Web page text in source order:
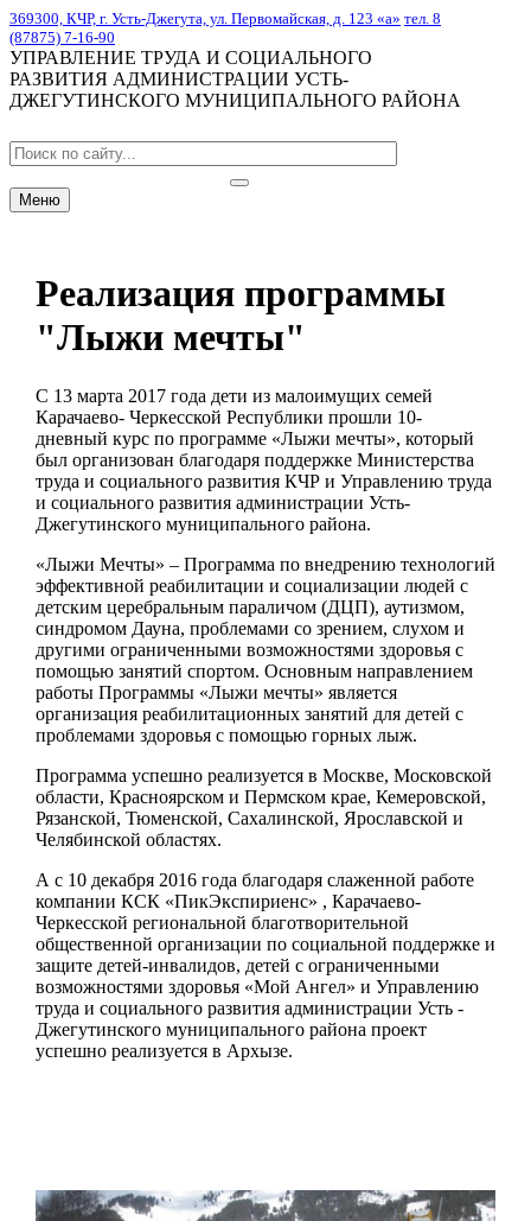
369300, КЧР, г. Усть-Джегута, ул. Первомайская, д. 123 «а» тел. 8
(87875) 7-16-90
УПРАВЛЕНИЕ ТРУДА И СОЦИАЛЬНОГО
РАЗВИТИЯ АДМИНИСТРАЦИИ УСТЬ-
ДЖЕГУТИНСКОГО МУНИЦИПАЛЬНОГО РАЙОНА
Меню
Реализация программы
"Лыжи мечты"
С 13 марта 2017 года дети из малоимущих семей
Карачаево- Черкесской Республики прошли 10-
дневный курс по программе «Лыжи мечты», который
был организован благодаря поддержке Министерства
труда и социального развития КЧР и Управлению труда
и социального развития администрации Усть-
Джегутинского муниципального района.
«Лыжи Мечты» – Программа по внедрению технологий
эффективной реабилитации и социализации людей с
детским церебральным параличом (ДЦП), аутизмом,
синдромом Дауна, проблемами со зрением, слухом и
другими ограниченными возможностями здоровья с
помощью занятий спортом. Основным направлением
работы Программы «Лыжи мечты» является
организация реабилитационных занятий для детей с
проблемами здоровья с помощью горных лыж.
Программа успешно реализуется в Москве, Московской
области, Красноярском и Пермском крае, Кемеровской,
Рязанской, Тюменской, Сахалинской, Ярославской и
Челябинской областях.
А с 10 декабря 2016 года благодаря слаженной работе
компании КСК «ПикЭкспириенс» , Карачаево-
Черкесской региональной благотворительной
общественной организации по социальной поддержке и
защите детей-инвалидов, детей с ограниченными
возможностями здоровья «Мой Ангел» и Управлению
труда и социального развития администрации Усть -
Джегутинского муниципального района проект
успешно реализуется в Архызе.